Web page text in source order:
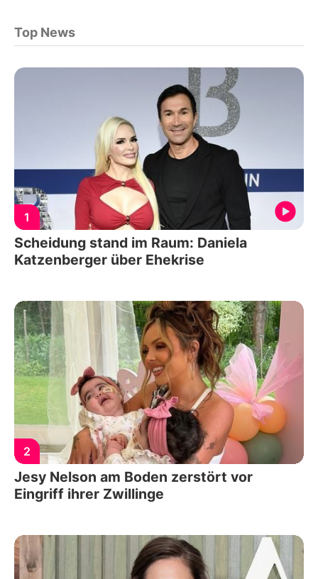
Top News
1
Scheidung stand im Raum: Daniela
Katzenberger über Ehekrise
2
Jesy Nelson am Boden zerstört vor
Eingriff ihrer Zwillinge